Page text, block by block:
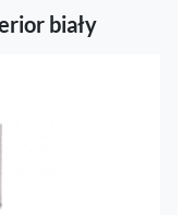
biały